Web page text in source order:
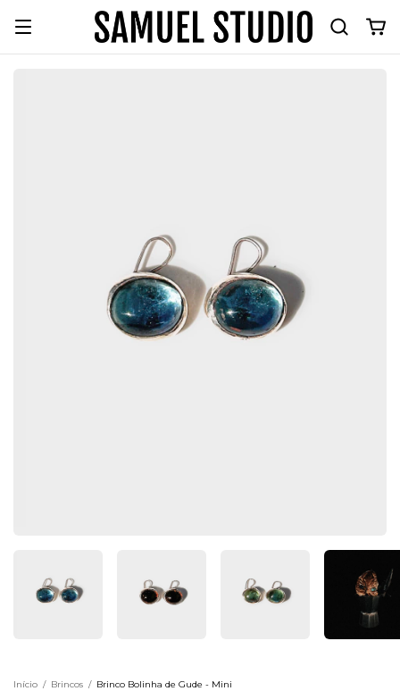
Início / Brincos / Brinco Bolinha de Gude - Mini